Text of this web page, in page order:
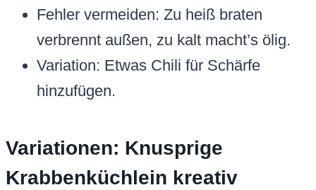
Fehler vermeiden: Zu heiß braten
verbrennt außen, zu kalt macht’s ölig.
Variation: Etwas Chili für Schärfe
hinzufügen.
Variationen: Knusprige
Krabbenküchlein kreativ